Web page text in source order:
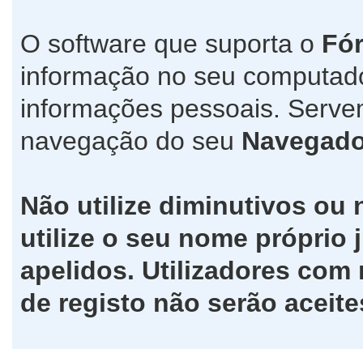
O software que suporta o
informação no seu
informações pessoais.
navegação do seu
Não utilize diminutivos ou
utilize o seu nome próprio
apelidos. Utilizadores
de registo não serão